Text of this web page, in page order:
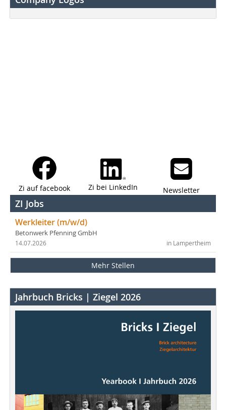
Zi auf facebook Zi bei LinkedIn Newsletter
ZI Jobs
Werkleiter (m/w/d)
Betonwerk Pfenning GmbH
in Lampertheim
14.07.2026
Mehr Stellen
Jahrbuch Bricks | Ziegel 2026